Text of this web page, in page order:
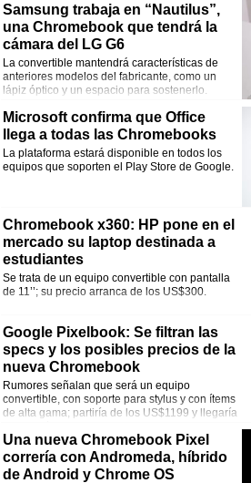
Samsung trabaja en “Nautilus”,
una Chromebook que tendrá la
cámara del LG G6
La convertible mantendrá características de
anteriores modelos del fabricante, como un
lápiz óptico y un espacio para sostenerlo.
Microsoft confirma que Office
llega a todas las Chromebooks
La plataforma estará disponible en todos los
equipos que soporten el Play Store de Google.
Chromebook x360: HP pone en el
mercado su laptop destinada a
estudiantes
Se trata de un equipo convertible con pantalla
de 11’’; su precio arranca de los US$300.
Google Pixelbook: Se filtran las
specs y los posibles precios de la
nueva Chromebook
Rumores señalan que será un equipo
convertible, con soporte para stylus y con ítems
de alta gama; partiría de los US$1199 y llegaría
Una nueva Chromebook Pixel
correría con Andromeda, híbrido
de Android y Chrome OS